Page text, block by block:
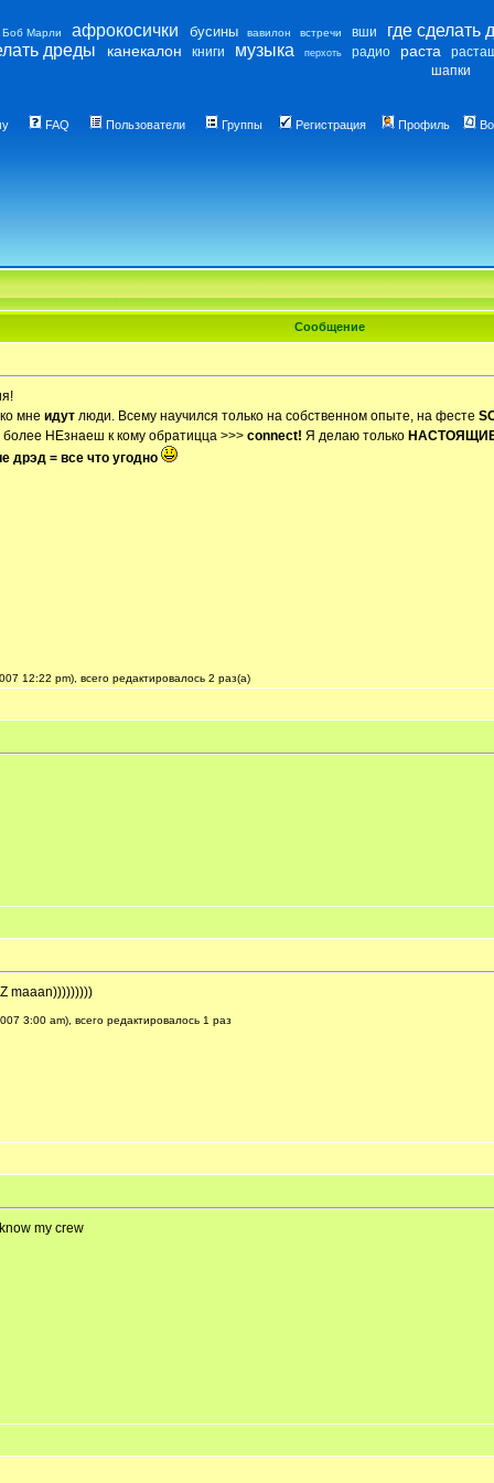
Боб Марли афрокосички бусины вавилон встречи вши
где сделать
дреды
канекалон книги музыка перхоть радио раста
шапки
FAQ Пользователи Группы Регистрация Профиль
Сообщение
мне идут люди. Всему научился только на собственном опыте, на фесте
более НЕзнаеш к кому обратицца >>> connect! Я делаю только
дрэд = все что угодно
12:22 pm), всего редактировалось 2 раз(а)
maaan)))))))))
3:00 am), всего редактировалось 1 раз
my crew